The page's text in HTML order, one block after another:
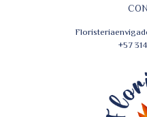
+57